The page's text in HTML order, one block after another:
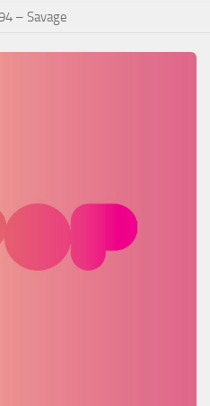
– Savage